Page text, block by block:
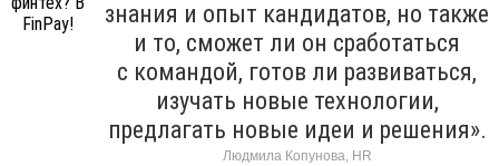
знания и опыт кандидатов, но также
и то, сможет ли он сработаться
с командой, готов ли развиваться,
изучать новые технологии,
предлагать новые идеи и решения».
Людмила Копунова, HR